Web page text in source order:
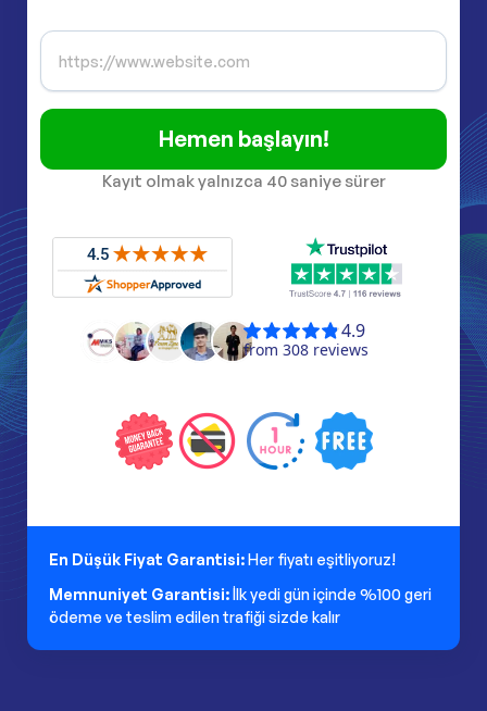
Hemen başlayın!
Kayıt olmak yalnızca 40 saniye sürer
En Düşük Fiyat Garantisi:Her fiyatı eşitliyoruz!
Memnuniyet Garantisi:İlk yedi gün içinde %100 geri
ödeme ve teslim edilen trafiği sizde kalır